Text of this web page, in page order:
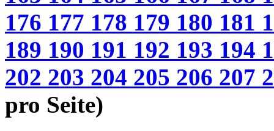
176 177 178 179 180 181
189 190 191 192 193 194
202 203 204 205 206 207
pro Seite)